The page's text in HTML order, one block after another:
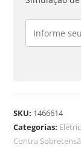
SKU: 1466614
Categorias:
Contra